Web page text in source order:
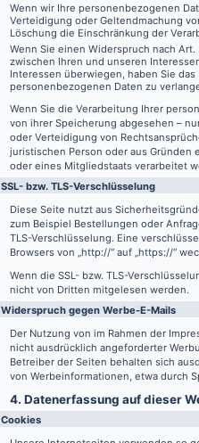
Wenn wir Ihre personenbezogenen
Verteidigung oder Geltendmachung
Löschung die Einschränkung der
Wenn Sie einen Widerspruch nach
zwischen Ihren und unseren
Interessen überwiegen, haben Sie
personenbezogenen Daten zu
Wenn Sie die Verarbeitung Ihrer
von ihrer Speicherung abgesehen –
oder Verteidigung von
juristischen Person oder aus
oder eines Mitgliedstaats verarbeitet
SSL- bzw. TLS-Verschlüsselung
Diese Seite nutzt aus
zum Beispiel Bestellungen oder
TLS-Verschlüsselung. Eine
Browsers von „http://“ auf „https://“
Wenn die SSL- bzw. TLS-
nicht von Dritten mitgelesen werden.
Widerspruch gegen Werbe-E-Mails
Der Nutzung von im Rahmen der
nicht ausdrücklich angeforderter
Betreiber der Seiten behalten sich
von Werbeinformationen, etwa durch
4. Datenerfassung auf dieser
Cookies